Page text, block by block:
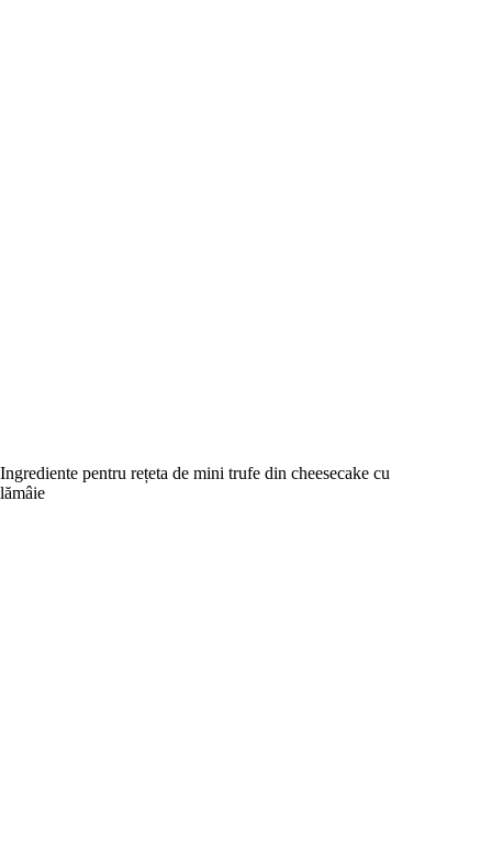
Ingrediente pentru rețeta de mini trufe din cheesecake cu
lămâie